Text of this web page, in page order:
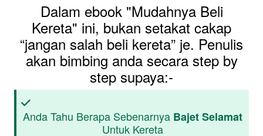
Dalam ebook "Mudahnya Beli
Kereta" ini, bukan setakat cakap
“jangan salah beli kereta” je. Penulis
akan bimbing anda secara step by
step supaya:-
Anda Tahu Berapa Sebenarnya Bajet Selamat
Untuk Kereta